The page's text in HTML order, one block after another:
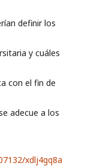
definir los
y cuáles
con el fin de
adecue a los
xdlj4gq8a